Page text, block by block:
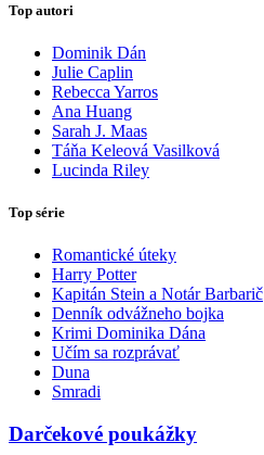
Top autori
Dominik Dán
Julie Caplin
Rebecca Yarros
Ana Huang
Sarah J. Maas
Táňa Keleová Vasilková
Lucinda Riley
Top série
Romantické úteky
Harry Potter
Kapitán Stein a Notár Barbarič
Denník odvážneho bojka
Krimi Dominika Dána
Učím sa rozprávať
Duna
Smradi
Darčekové poukážky